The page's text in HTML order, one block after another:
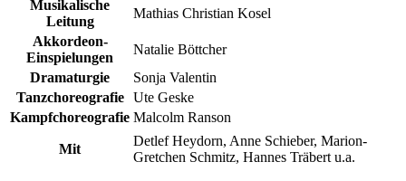
Musikalische
Leitung
Mathias Christian Kosel
Akkordeon-
Einspielungen
Natalie Böttcher
Dramaturgie
Sonja Valentin
Tanzchoreografie
Ute Geske
Kampfchoreografie Malcolm Ranson
Mit
Detlef Heydorn, Anne Schieber, Marion-
Gretchen Schmitz, Hannes Träbert u.a.